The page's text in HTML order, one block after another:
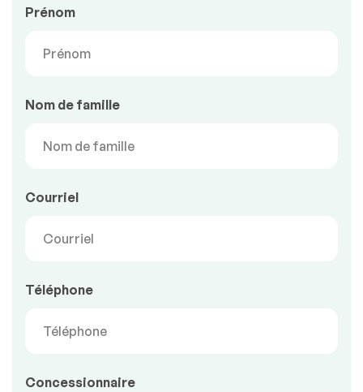
Prénom
Nom de famille
Courriel
Téléphone
Concessionnaire